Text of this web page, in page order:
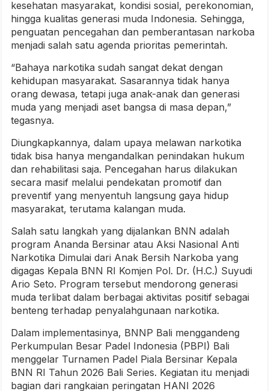
kesehatan masyarakat, kondisi sosial, perekonomian,
hingga kualitas generasi muda Indonesia. Sehingga,
penguatan pencegahan dan pemberantasan narkoba
menjadi salah satu agenda prioritas pemerintah.
“Bahaya narkotika sudah sangat dekat dengan
kehidupan masyarakat. Sasarannya tidak hanya
orang dewasa, tetapi juga anak-anak dan generasi
muda yang menjadi aset bangsa di masa depan,”
tegasnya.
Diungkapkannya, dalam upaya melawan narkotika
tidak bisa hanya mengandalkan penindakan hukum
dan rehabilitasi saja. Pencegahan harus dilakukan
secara masif melalui pendekatan promotif dan
preventif yang menyentuh langsung gaya hidup
masyarakat, terutama kalangan muda.
Salah satu langkah yang dijalankan BNN adalah
program Ananda Bersinar atau Aksi Nasional Anti
Narkotika Dimulai dari Anak Bersih Narkoba yang
digagas Kepala BNN RI Komjen Pol. Dr. (H.C.) Suyudi
Ario Seto. Program tersebut mendorong generasi
muda terlibat dalam berbagai aktivitas positif sebagai
benteng terhadap penyalahgunaan narkotika.
Dalam implementasinya, BNNP Bali menggandeng
Perkumpulan Besar Padel Indonesia (PBPI) Bali
menggelar Turnamen Padel Piala Bersinar Kepala
BNN RI Tahun 2026 Bali Series. Kegiatan itu menjadi
bagian dari rangkaian peringatan HANI 2026